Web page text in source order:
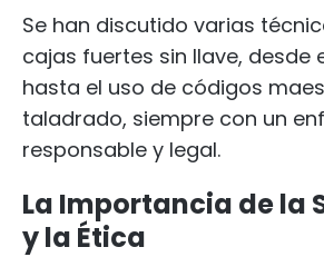
Se han discutido varias
cajas fuertes sin llave, desde
hasta el uso de códigos
taladrado, siempre con un
responsable y legal.
La Importancia de la
y la Ética